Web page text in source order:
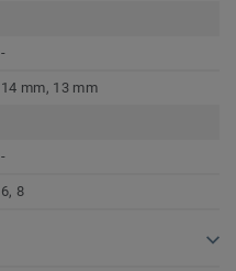
-
14 mm, 13 mm
-
6, 8